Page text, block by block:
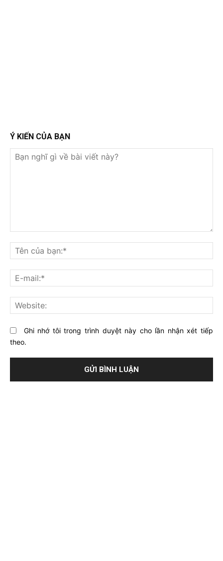
Ý KIẾN CỦA BẠN
nghĩ
gì
về
bài
viết
này?
Ghi nhớ tôi trong trình duyệt này cho lần nhận xét tiếp
theo.